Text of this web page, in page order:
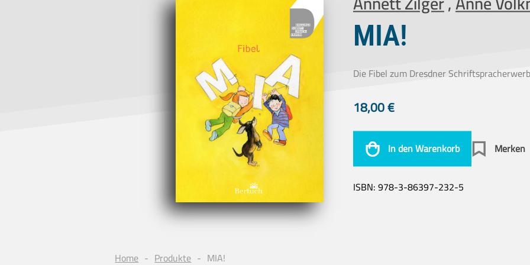
MIA!
Die Fibel zum Dresdner Schriftspracherwerb
18,00€
In den Warenkorb Merken
ISBN:978-3-86397-232-5
Home Produkte MIA!